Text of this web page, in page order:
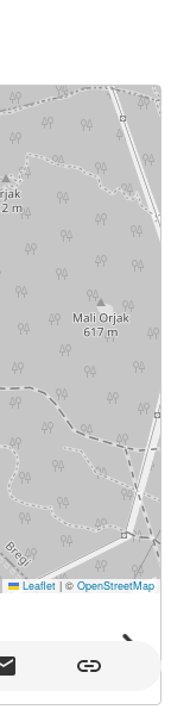
Leaflet |© OpenStreetMap